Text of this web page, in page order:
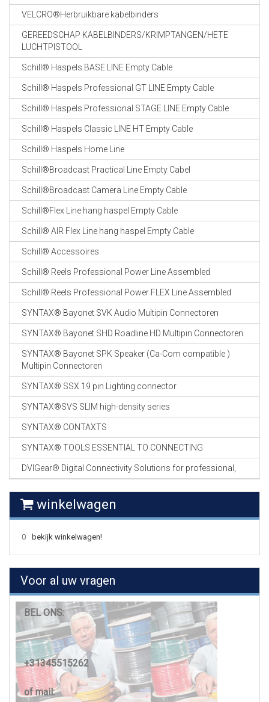
VELCRO®Herbruikbare kabelbinders
GEREEDSCHAP KABELBINDERS/KRIMPTANGEN/HETE
LUCHTPISTOOL
Schill® Haspels BASE LINE Empty Cable
Schill® Haspels Professional GT LINE Empty Cable
Schill® Haspels Professional STAGE LINE Empty Cable
Schill® Haspels Classic LINE HT Empty Cable
Schill® Haspels Home Line
Schill®Broadcast Practical Line Empty Cabel
Schill®Broadcast Camera Line Empty Cable
Schill®Flex Line hang haspel Empty Cable
Schill® AIR Flex Line hang haspel Empty Cable
Schill® Accessoires
Schill® Reels Professional Power Line Assembled
Schill® Reels Professional Power FLEX Line Assembled
SYNTAX® Bayonet SVK Audio Multipin Connectoren
SYNTAX® Bayonet SHD Roadline HD Multipin Connectoren
SYNTAX® Bayonet SPK Speaker (Ca-Com compatible )
Multipin Connectoren
SYNTAX® SSX 19 pin Lighting connector
SYNTAX®SVS SLIM high-density series
SYNTAX® CONTAXTS
SYNTAX® TOOLS ESSENTIAL TO CONNECTING
DVIGear® Digital Connectivity Solutions for professional,
winkelwagen
0 bekijk winkelwagen!
Voor al uw vragen
BEL ONS:
+31345515262
of mail: